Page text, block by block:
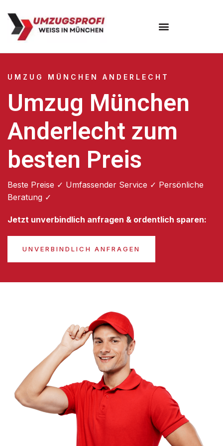
UMZUG MÜNCHEN ANDERLECHT
Umzug München
Anderlecht zum
besten Preis
Beste Preise ✓ Umfassender Service ✓ Persönliche
Beratung ✓
Jetzt unverbindlich anfragen & ordentlich sparen:
UNVERBINDLICH ANFRAGEN